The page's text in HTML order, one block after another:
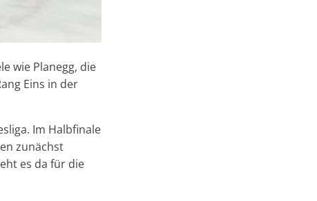
wie Planegg, die
Eins in der
Im Halbfinale
zunächst
es da für die